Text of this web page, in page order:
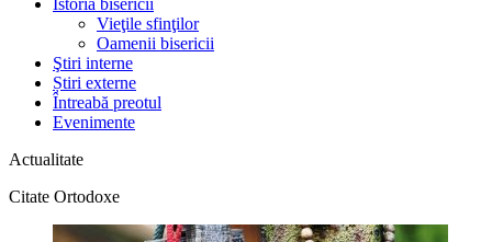
Istoria bisericii
Vieţile sfinţilor
Oamenii bisericii
Ştiri interne
Știri externe
Întreabă preotul
Evenimente
Actualitate
Citate Ortodoxe